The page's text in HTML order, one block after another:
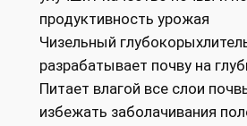
продуктивность урожая
Чизельный
разрабатывает почву на
Питает влагой все слои
избежать заболачивания